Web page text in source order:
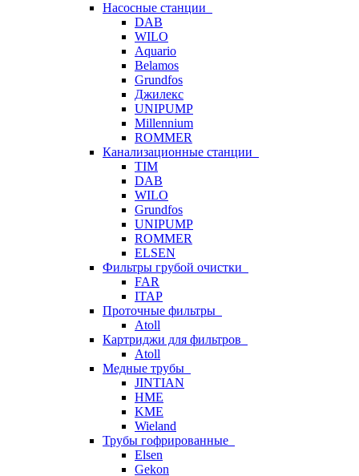
Насосные станции
DAB
WILO
Aquario
Belamos
Grundfos
Джилекс
UNIPUMP
Millennium
ROMMER
Канализационные станции
TIM
DAB
WILO
Grundfos
UNIPUMP
ROMMER
ELSEN
Фильтры грубой очистки
FAR
ITAP
Проточные фильтры
Atoll
Картриджи для фильтров
Atoll
Медные трубы
JINTIAN
HME
KME
Wieland
Трубы гофрированные
Elsen
Gekon